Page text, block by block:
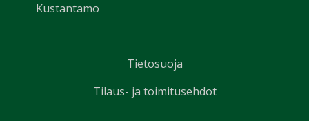
Kustantamo
Tietosuoja
Tilaus- ja toimitusehdot